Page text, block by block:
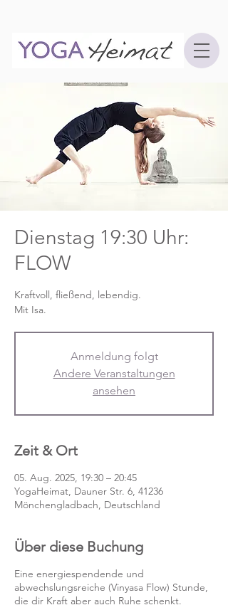
Dienstag 19:30 Uhr:
FLOW
Kraftvoll, fließend, lebendig.
Mit Isa.
Anmeldung folgt
Andere Veranstaltungen
ansehen
Zeit & Ort
05. Aug. 2025, 19:30 – 20:45
YogaHeimat, Dauner Str. 6, 41236
Mönchengladbach, Deutschland
Über diese Buchung
Eine energiespendende und
abwechslungsreiche (Vinyasa Flow) Stunde,
die dir Kraft aber auch Ruhe schenkt.